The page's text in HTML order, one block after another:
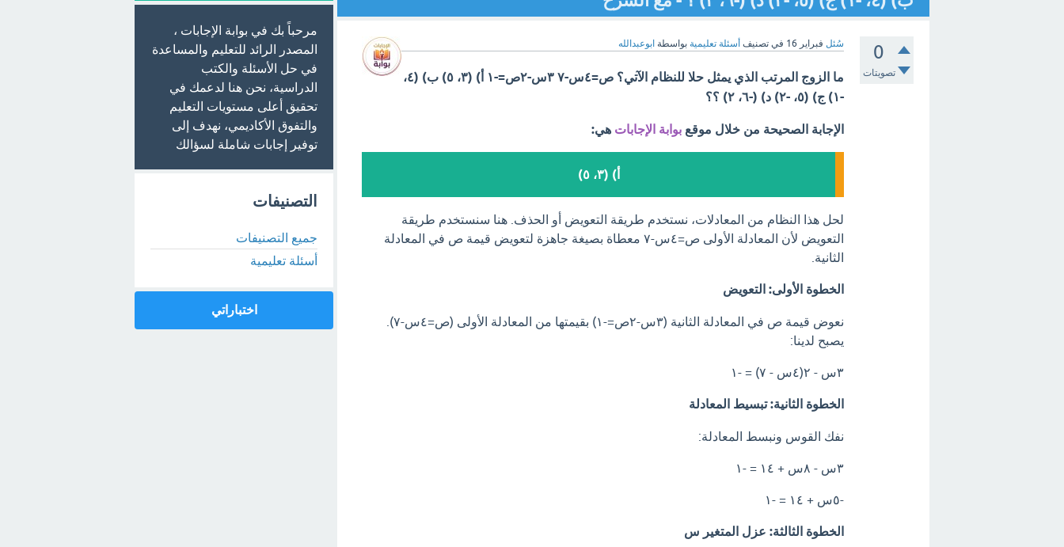
0
تصويتات
سُئل فبراير 16 في تصنيف أسئلة تعليمية بواسطة ابوعبدالله
ما الزوج المرتب الذي يمثل حلا للنظام الآتي؟ ص=٤س-٧ ٣س-٢ص=-١ أ) (٣، ٥) ب) (٤،
-١) ج) (٥، -٢) د) (-٦، ٢) ؟؟
الإجابة الصحيحة من خلال موقع بوابة الإجابات هي:
أ) (٣، ٥)
لحل هذا النظام من المعادلات، نستخدم طريقة التعويض أو الحذف. هنا سنستخدم طريقة
التعويض لأن المعادلة الأولى ص=٤س-٧ معطاة بصيغة جاهزة لتعويض قيمة ص في المعادلة
الثانية.
الخطوة الأولى: التعويض
نعوض قيمة ص في المعادلة الثانية (٣س-٢ص=-١) بقيمتها من المعادلة الأولى (ص=٤س-٧).
يصبح لدينا:
٣س - ٢(٤س - ٧) = -١
الخطوة الثانية: تبسيط المعادلة
نفك القوس ونبسط المعادلة:
٣س - ٨س + ١٤ = -١
-٥س + ١٤ = -١
الخطوة الثالثة: عزل المتغير س
مرحباً بك في بوابة الإجابات ،
المصدر الرائد للتعليم والمساعدة
في حل الأسئلة والكتب
الدراسية، نحن هنا لدعمك في
تحقيق أعلى مستويات التعليم
والتفوق الأكاديمي، نهدف إلى
توفير إجابات شاملة لسؤالك
التصنيفات
جميع التصنيفات
أسئلة تعليمية
اختباراتي